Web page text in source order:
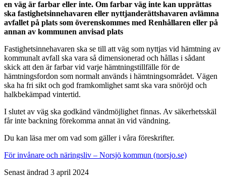
en väg är farbar eller inte. Om farbar väg inte kan upprättas
ska fastighetsinnehavaren eller nyttjanderättshavaren avlämna
avfallet på plats som överenskommes med Renhållaren eller på
annan av kommunen anvisad plats
Fastighetsinnehavaren ska se till att väg som nyttjas vid hämtning av
kommunalt avfall ska vara så dimensionerad och hållas i sådant
skick att den är farbar vid varje hämtningstillfälle för de
hämtningsfordon som normalt används i hämtningsområdet. Vägen
ska ha fri sikt och god framkomlighet samt ska vara snöröjd och
halkbekämpad vintertid.
I slutet av väg ska godkänd vändmöjlighet finnas. Av säkerhetsskäl
får inte backning förekomma annat än vid vändning.
Du kan läsa mer om vad som gäller i våra föreskrifter.
För invånare och näringsliv – Norsjö kommun (norsjo.se)
Senast ändrad 3 april 2024